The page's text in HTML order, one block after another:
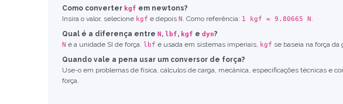
Como converter kgf em newtons?
Insira o valor, selecione kgf e depois N . Como referência: 1 kgf ≈ 9.80665 N .
Qual é a diferença entre N , lbf, kgf e dyn?
N é a unidade SI de força. lbf é usada em sistemas imperiais, kgf se baseia na força da
Quando vale a pena usar um conversor de força?
Use-o em problemas de física, cálculos de carga, mecânica, especificações técnicas e
força.